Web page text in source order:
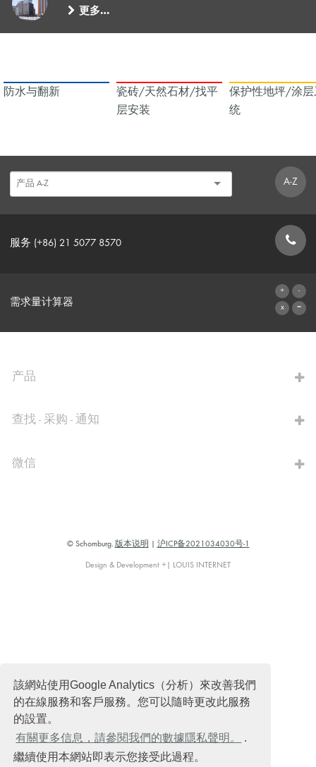
該網站使用Google Analytics（分析）來改善我們
的在線服務和客戶服務。您可以隨時更改此服務
的設置。
有關更多信息，請參閱我們的數據隱私聲明。
.
繼續使用本網站即表示您接受此過程。
更多…
防水与翻新
瓷砖/天然石材/找平
层安装
保护性地坪/涂层
统
A-Z
服务 (+86) 21 5077 8570
需求量计算器
产品
查找 - 采购 - 通知
微信
© Schomburg. 版本说明 沪ICP备2021034030号-1
Design & Development +| LOUIS INTERNET